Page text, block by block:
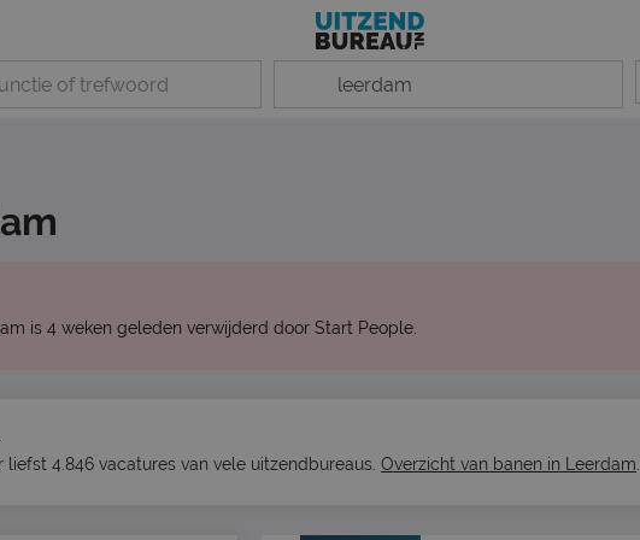
is 4 weken geleden verwijderd door Start People.
4.846 vacatures van vele uitzendbureaus. Overzicht van banen in Leerdam